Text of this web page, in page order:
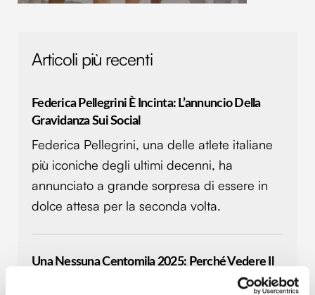
Articoli più recenti
Federica Pellegrini È Incinta: L’annuncio Della
Gravidanza Sui Social
Federica Pellegrini, una delle atlete italiane
più iconiche degli ultimi decenni, ha
annunciato a grande sorpresa di essere in
dolce attesa per la seconda volta.
Una Nessuna Centomila 2025: Perché Vedere Il
Grande Concerto-Tv Contro La Violenza Sulle